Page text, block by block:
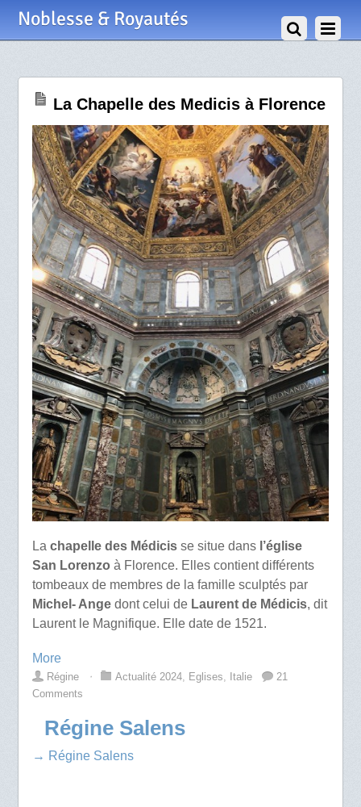
Noblesse & Royautés
La Chapelle des Medicis à Florence
La chapelle des Médicisse situe dans l’église
San Lorenzo à Florence. Elles contient différents
tombeaux de membres de la famille sculptés par
Michel- Angedont celui deLaurent de Médicis, dit
Laurent le Magnifique. Elle date de 1521.
More
Régine ⋅ Actualité 2024, Eglises, Italie
21
Comments
Régine Salens
→ Régine Salens